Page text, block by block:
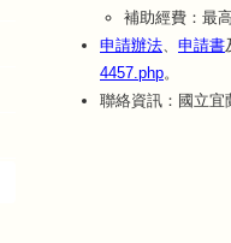
補助經費：最
申請辦法
申請書
4457.php。
聯絡資訊：國立宜